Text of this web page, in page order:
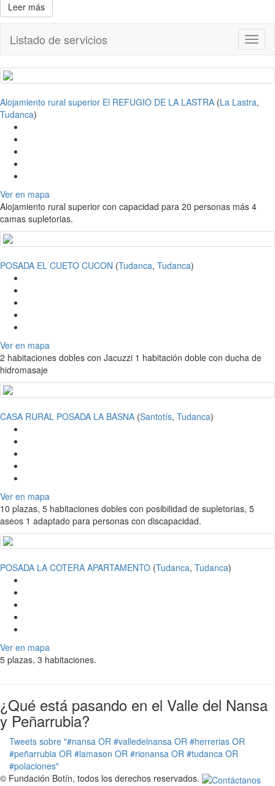
Leer más
Listado de servicios
Alojamiento rural superior El REFUGIO DE LA LASTRA (La Lastra,
Tudanca)
Ver en mapa
Alojamiento rural superior con capacidad para 20 personas más 4
camas supletorias.
POSADA EL CUETO CUCON (Tudanca, Tudanca)
Ver en mapa
2 habitaciones dobles con Jacuzzi 1 habitación doble con ducha de
hidromasaje
CASA RURAL POSADA LA BASNA (Santotís, Tudanca)
Ver en mapa
10 plazas, 5 habitaciones dobles con posibilidad de supletorias, 5
aseos 1 adaptado para personas con discapacidad.
POSADA LA COTERA APARTAMENTO (Tudanca, Tudanca)
Ver en mapa
5 plazas, 3 habitaciones.
¿Qué está pasando en el Valle del Nansa
y Peñarrubia?
Tweets sobre "#nansa OR #valledelnansa OR #herrerias OR
#peñarrubia OR #lamason OR #rionansa OR #tudanca OR
#polaciones"
© Fundación Botín, todos los derechos reservados.